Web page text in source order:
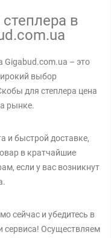
в
Gigabud.com.ua – это
выбор
для степлера цена
рынке.
и быстрой доставке,
в кратчайшие
если у вас возникнут
сейчас и убедитесь в
сервиса! Осуществляем